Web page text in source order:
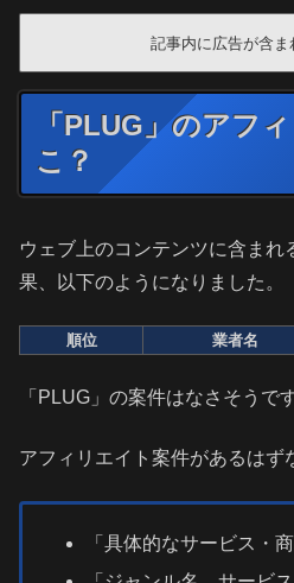
記事内に広告が含ま
「PLUG」のアフ
こ？
ウェブ上のコンテンツに含まれ
果、以下のようになりました。
順位 業者名
「PLUG」の案件はなさそうです
アフィリエイト案件があるはず
「具体的なサービス・商